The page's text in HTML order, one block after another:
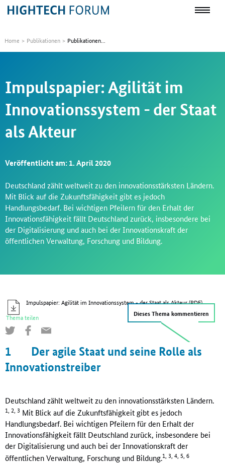
Home Publikationen Publikationen...
Impulspapier: Agilität im
Innovationssystem - der Staat
als Akteur
Veröffentlicht am: 1. April 2020
Deutschland zählt weltweit zu den innovationsstärksten Ländern.
Mit Blick auf die Zukunftsfähigkeit gibt es jedoch
Handlungsbedarf. Bei wichtigen Pfeilern für den Erhalt der
Innovationsfähigkeit fällt Deutschland zurück, insbesondere bei
der Digitalisierung und auch bei der Innovationskraft der
öffentlichen Verwaltung, Forschung und Bildung.
Impulspapier: Agilität im Innovationssystem - der Staat als Akteur (PDF)
Thema teilen
Dieses Thema kommentieren
1
Der agile Staat und seine Rolle als
Innovationstreiber
Deutschland zählt weltweit zu den innovationsstärksten Ländern.
1, 2, 3 Mit Blick auf die Zukunftsfähigkeit gibt es jedoch
Handlungsbedarf. Bei wichtigen Pfeilern für den Erhalt der
Innovationsfähigkeit fällt Deutschland zurück, insbesondere bei
der Digitalisierung und auch bei der Innovationskraft der
öffentlichen Verwaltung, Forschung und Bildung.1, 3, 4, 5, 6